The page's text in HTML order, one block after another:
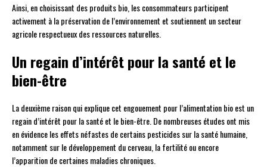
Ainsi, en choisissant des produits bio, les consommateurs participent
activement à la préservation de l’environnement et soutiennent un secteur
agricole respectueux des ressources naturelles.
Un regain d’intérêt pour la santé et le
bien-être
La deuxième raison qui explique cet engouement pour l’alimentation bio est un
regain d’intérêt pour la santé et le bien-être. De nombreuses études ont mis
en évidence les effets néfastes de certains pesticides sur la santé humaine,
notamment sur le développement du cerveau, la fertilité ou encore
l’apparition de certaines maladies chroniques.